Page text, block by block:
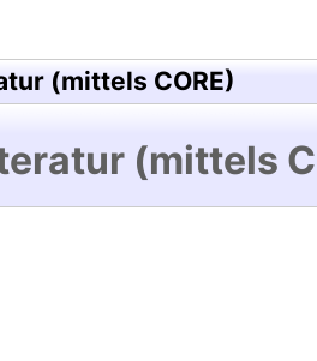
(mittels CORE)
(mittels